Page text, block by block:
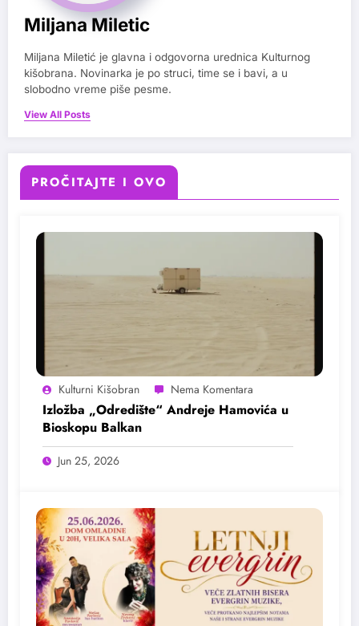
Miljana Miletic
Miljana Miletić je glavna i odgovorna urednica Kulturnog
kišobrana. Novinarka je po struci, time se i bavi, a u
slobodno vreme piše pesme.
View All Posts
PROČITAJTE I OVO
Kulturni Kišobran
Izložba „Odredište“ Andreje Hamovića u
Bioskopu Balkan
Jun 25, 2026